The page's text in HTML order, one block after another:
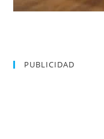
PUBLICIDAD